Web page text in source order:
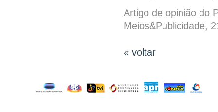
Artigo de opinião do
Meios&Publicidade,
« voltar